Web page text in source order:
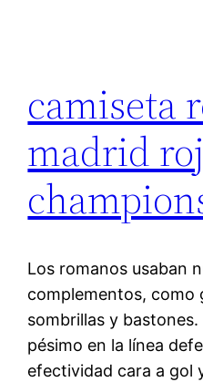
camiseta
madrid
Los romanos usaban
complementos, como
sombrillas y
pésimo en la línea
efectividad cara a gol